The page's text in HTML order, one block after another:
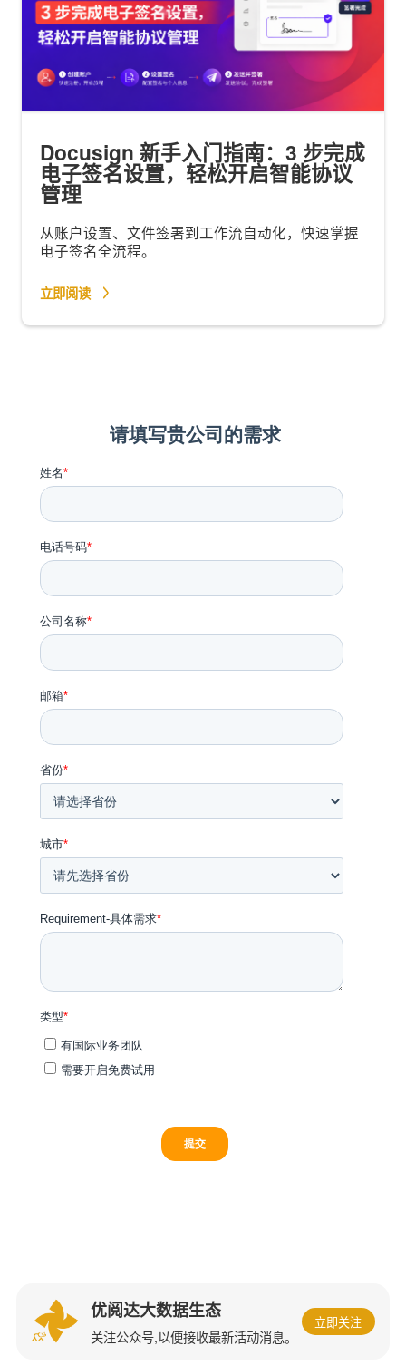
Docusign 新手入门指南：3 步完成
电子签名设置，轻松开启智能协议
管理
从账户设置、文件签署到工作流自动化，快速掌握
电子签名全流程。
立即阅读
优阅达大数据生态
关注公众号,以便接收最新活动消息。
立即关注